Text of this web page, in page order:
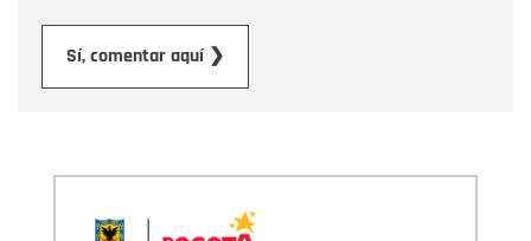
Sí, comentar aquí ❯